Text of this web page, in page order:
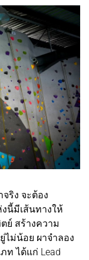
ริง จะต้อง
นี้มีเส้นทางให้
ย์ สร้างความ
ม่น้อย ผาจำลอง
ท ได้แก่ Lead